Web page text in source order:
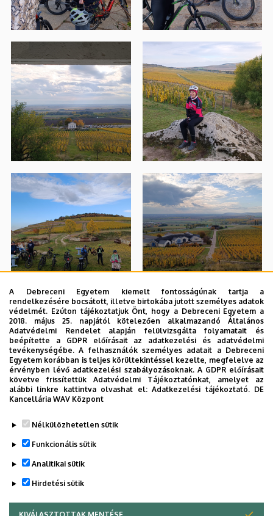
A Debreceni Egyetem kiemelt fontosságúnak tartja a
rendelkezésére bocsátott, illetve birtokába jutott személyes adatok
védelmét. Ezúton tájékoztatjuk Önt, hogy a Debreceni Egyetem a
2018. május 25. napjától kötelezően alkalmazandó Általános
Adatvédelmi Rendelet alapján felülvizsgálta folyamatait és
beépítette a GDPR előírásait az adatkezelési és adatvédelmi
tevékenységébe. A felhasználók személyes adatait a Debreceni
Egyetem korábban is teljes körültekintéssel kezelte, megfelelve az
érvényben lévő adatkezelési szabályozásoknak. A GDPR előírásait
követve frissítettük Adatvédelmi Tájékoztatónkat, amelyet az
alábbi linkre kattintva olvashat el:Adatkezelési tájékoztató. DE
Kancellária WAV Központ
Nélkülözhetetlen sütik
Funkcionális sütik
Analitikai sütik
Hirdetési sütik
KIVÁLASZTOTTAK MENTÉSE
WITHDRAW CONSENT